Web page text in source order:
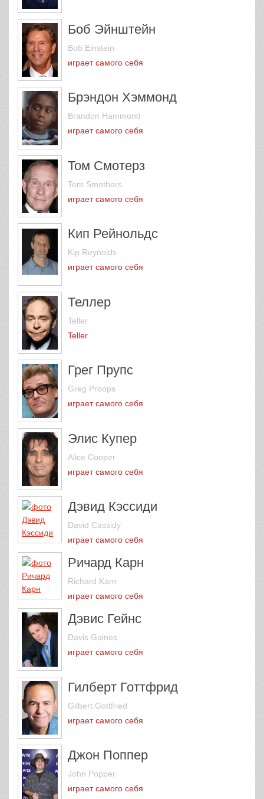
Боб Эйнштейн
Bob Einstein
играет самого себя
Брэндон Хэммонд
Brandon Hammond
играет самого себя
Том Смотерз
Tom Smothers
играет самого себя
Кип Рейнольдс
Kip Reynolds
играет самого себя
Теллер
Teller
Teller
Грег Прупс
Greg Proops
играет самого себя
Элис Купер
Alice Cooper
играет самого себя
Дэвид Кэссиди
David Cassidy
играет самого себя
Ричард Карн
Richard Karn
играет самого себя
Дэвис Гейнс
Davis Gaines
играет самого себя
Гилберт Готтфрид
Gilbert Gottfried
играет самого себя
Джон Поппер
John Popper
играет самого себя